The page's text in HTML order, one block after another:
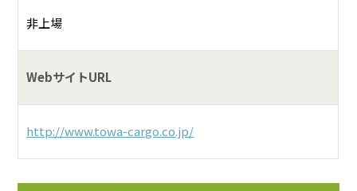
非上場
WebサイトURL
http://www.towa-cargo.co.jp/